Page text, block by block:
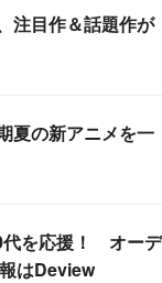
注目作＆話題作が
夏の新アニメを一
代を応援！ オーデ
はDeview